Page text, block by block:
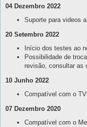
04 Dezembro 2022
Suporte para videos
20 Setembro 2022
Início dos testes ao
Possibilidade de
revisão, consultar as
10 Junho 2022
Compatível com o
07 Dezembro 2020
Compatível com o